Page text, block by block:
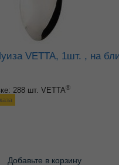
VETTA, 1шт. , на
288 шт. VETTA®
Добавьте в корзину